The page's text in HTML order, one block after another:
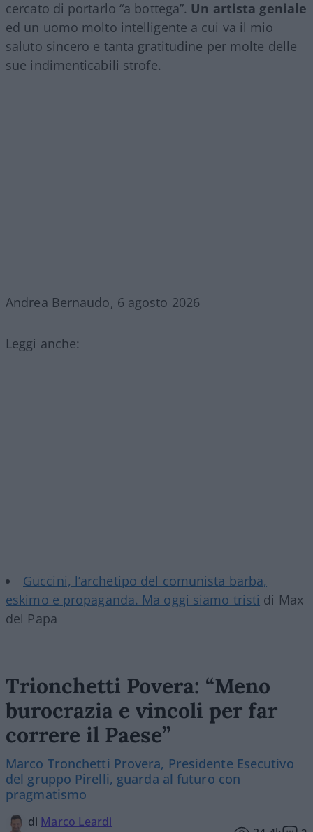
cercato di portarlo “a bottega”. Un artista geniale
ed un uomo molto intelligente a cui va il mio
saluto sincero e tanta gratitudine per molte delle
sue indimenticabili strofe.
Andrea Bernaudo, 6 agosto 2026
Leggi anche:
Guccini, l’archetipo del comunista barba,
eskimo e propaganda. Ma oggi siamo tristi di Max
del Papa
Trionchetti Povera: “Meno
burocrazia e vincoli per far
correre il Paese”
Marco Tronchetti Provera, Presidente Esecutivo
del gruppo Pirelli, guarda al futuro con
pragmatismo
di Marco Leardi